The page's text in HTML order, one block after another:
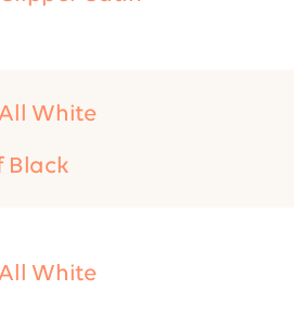
White
Black
White